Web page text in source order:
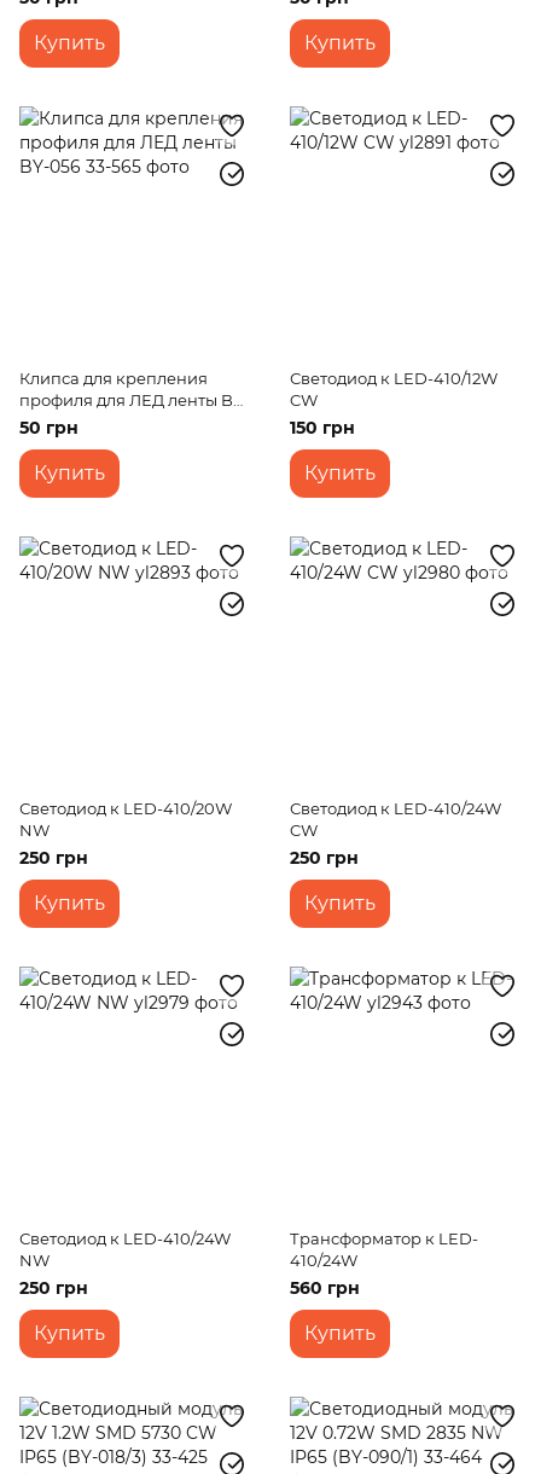
Купить Купить
Клипса для крепления
профиля для ЛЕД ленты BY-
056
50 грн
Купить
Светодиод к LED-410/12W
CW
150 грн
Купить
Светодиод к LED-410/20W
NW
250 грн
Купить
Светодиод к LED-410/24W
CW
250 грн
Купить
Светодиод к LED-410/24W
NW
250 грн
Купить
Трансформатор к LED-
410/24W
560 грн
Купить